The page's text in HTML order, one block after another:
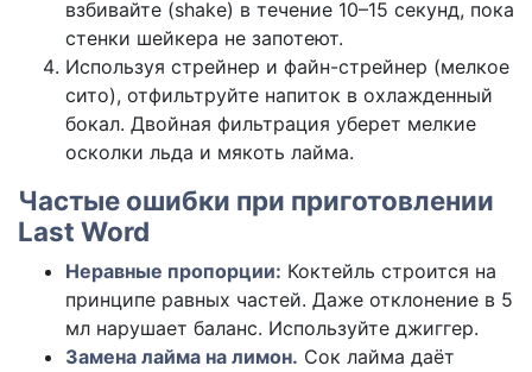
взбивайте (shake) в течение 10–15 секунд, пока
стенки шейкера не запотеют.
Используя стрейнер и файн-стрейнер (мелкое
сито), отфильтруйте напиток в охлажденный
бокал. Двойная фильтрация уберет мелкие
осколки льда и мякоть лайма.
Частые ошибки при приготовлении
Last Word
Неравные пропорции: Коктейль строится на
принципе равных частей. Даже отклонение в 5
мл нарушает баланс. Используйте джиггер.
Замена лайма на лимон. Сок лайма даёт